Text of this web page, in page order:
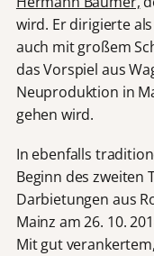
wird. Er dirigierte
auch mit großem
das Vorspiel aus
Neuproduktion in
gehen wird.
In ebenfalls
Beginn des zweiten
Darbietungen aus
Mainz am 26. 10.
Mit gut